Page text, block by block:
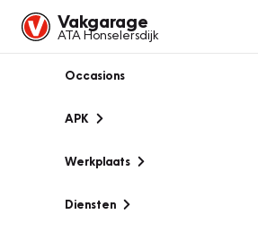
Vakgarage
ATA Honselersdijk
Occasions
APK
Werkplaats
Diensten